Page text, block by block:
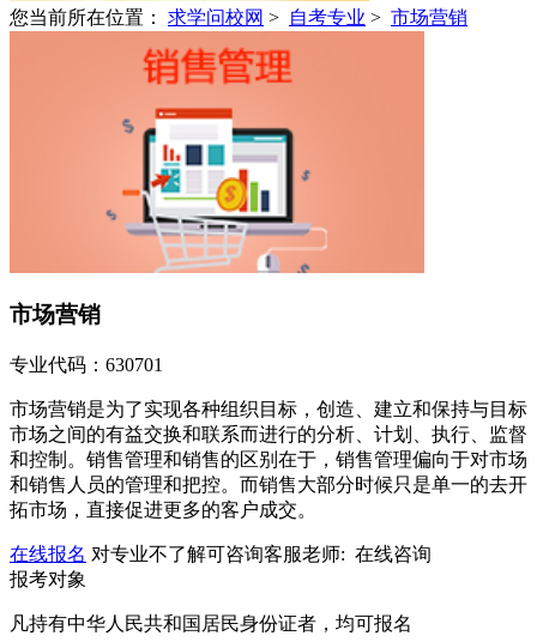
您当前所在位置： 求学问校网 > 自考专业 > 市场营销
市场营销
专业代码：630701
市场营销是为了实现各种组织目标，创造、建立和保持与目标
市场之间的有益交换和联系而进行的分析、计划、执行、监督
和控制。销售管理和销售的区别在于，销售管理偏向于对市场
和销售人员的管理和把控。而销售大部分时候只是单一的去开
拓市场，直接促进更多的客户成交。
在线报名 对专业不了解可咨询客服老师: 在线咨询
报考对象
凡持有中华人民共和国居民身份证者，均可报名